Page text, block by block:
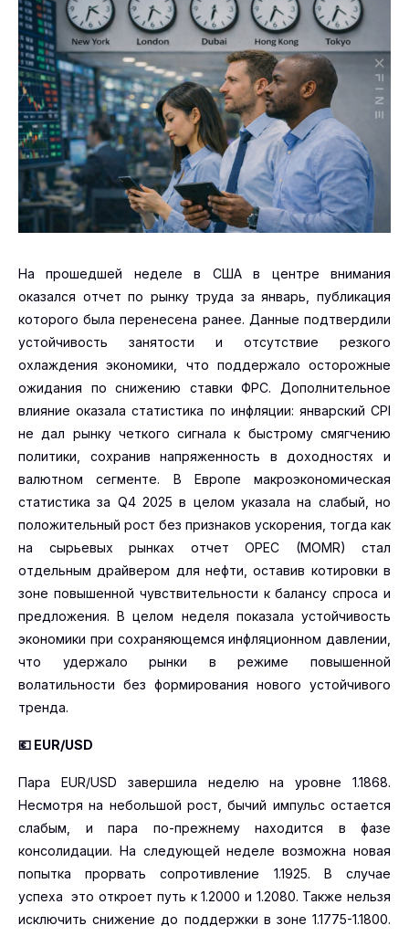
На прошедшей неделе в США в центре внимания
оказался отчет по рынку труда за январь, публикация
которого была перенесена ранее. Данные подтвердили
устойчивость занятости и отсутствие резкого
охлаждения экономики, что поддержало осторожные
ожидания по снижению ставки ФРС. Дополнительное
влияние оказала статистика по инфляции: январский CPI
не дал рынку четкого сигнала к быстрому смягчению
политики, сохранив напряженность в доходностях и
валютном сегменте. В Европе макроэкономическая
статистика за Q4 2025 в целом указала на слабый, но
положительный рост без признаков ускорения, тогда как
на сырьевых рынках отчет OPEC (MOMR) стал
отдельным драйвером для нефти, оставив котировки в
зоне повышенной чувствительности к балансу спроса и
предложения. В целом неделя показала устойчивость
экономики при сохраняющемся инфляционном давлении,
что удержало рынки в режиме повышенной
волатильности без формирования нового устойчивого
тренда.
💶 EUR/USD
Пара EUR/USD завершила неделю на уровне 1.1868.
Несмотря на небольшой рост, бычий импульс остается
слабым, и пара по-прежнему находится в фазе
консолидации. На следующей неделе возможна новая
попытка прорвать сопротивление 1.1925. В случае
успеха это откроет путь к 1.2000 и 1.2080. Также нельзя
исключить снижение до поддержки в зоне 1.1775-1.1800.